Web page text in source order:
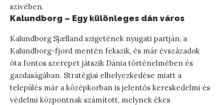
szívében.
Kalundborg – Egy különleges dán város
Kalundborg Sjælland szigetének nyugati partján, a
Kalundborg-fjord mentén fekszik, és már évszázadok
óta fontos szerepet játszik Dánia történelmében és
gazdaságában. Stratégiai elhelyezkedése miatt a
település már a középkorban is jelentős kereskedelmi és
védelmi központnak számított, melynek ékes